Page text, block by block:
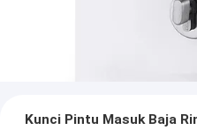
Kunci Pintu Masuk Baja